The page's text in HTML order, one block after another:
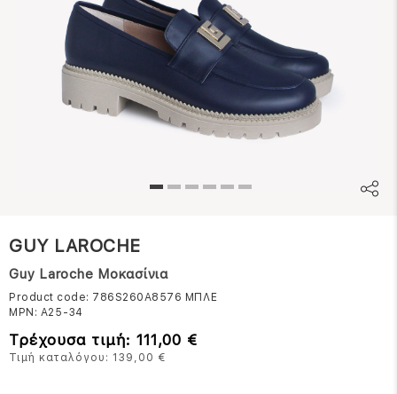
GUY LAROCHE
Guy Laroche Μοκασίνια
Product code: 786S260A8576 ΜΠΛΕ
MPN: Α25-34
Τρέχουσα τιμή: 111,00 €
Τιμή καταλόγου: 139,00 €